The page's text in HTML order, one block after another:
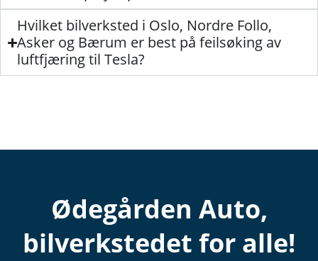
Hvilket bilverksted i Oslo, Nordre Follo,
Asker og Bærum er best på feilsøking av
luftfjæring til Tesla?
Ødegården Auto,
bilverkstedet for alle!